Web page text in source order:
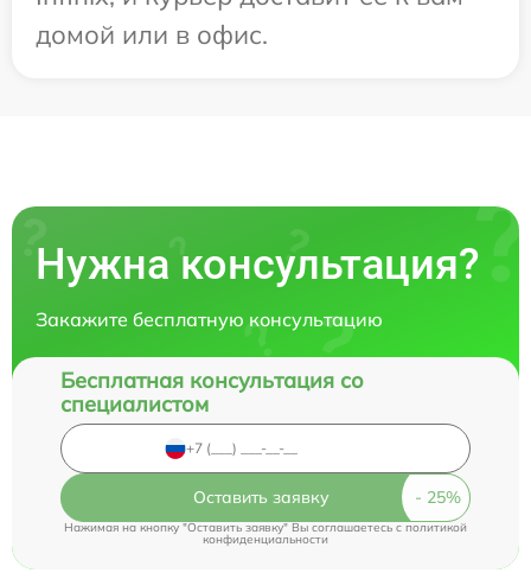
домой или в офис.
Нужна консультация?
Закажите бесплатную консультацию
Бесплатная консультация со
специалистом
Оставить заявку
Нажимая на кнопку "Оставить заявку" Вы соглашаетесь cполитикой
конфиденциальности